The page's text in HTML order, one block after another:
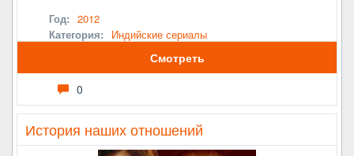
Год: 2012
Категория:
Индийские сериалы
Смотреть
0
История наших отношений